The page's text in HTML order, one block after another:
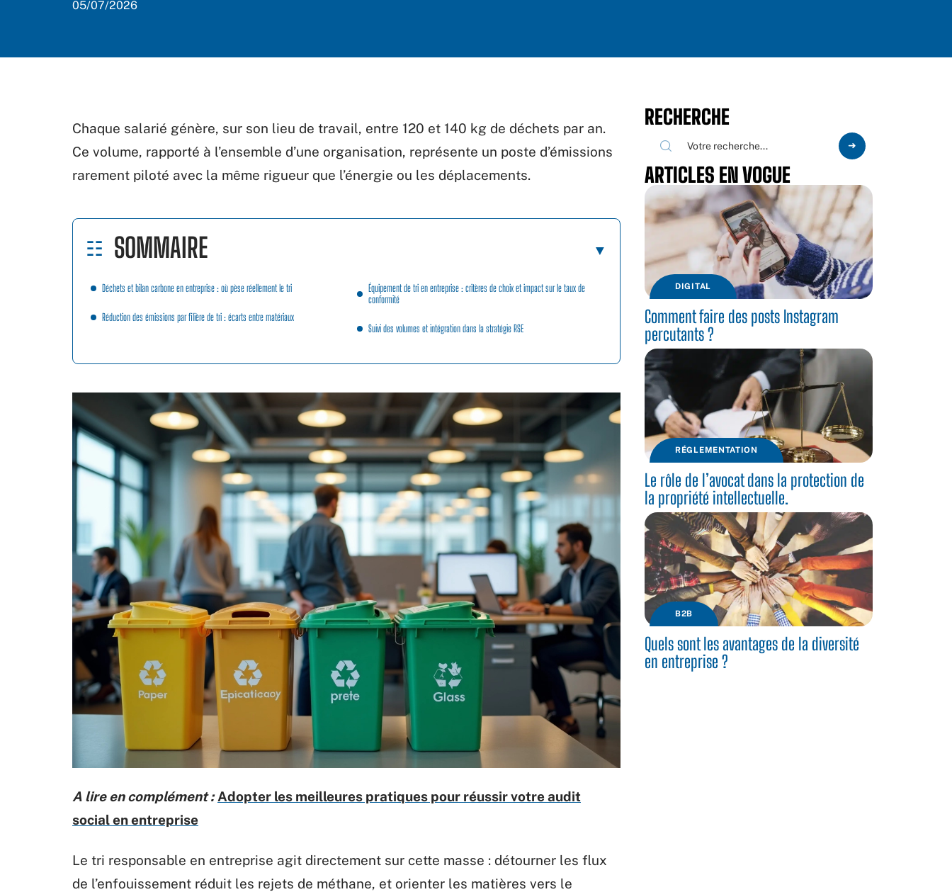
05/07/2026
Chaque salarié génère, sur son lieu de travail, entre 120 et 140 kg de déchets par an.
Ce volume, rapporté à l’ensemble d’une organisation, représente un poste d’émissions
rarement piloté avec la même rigueur que l’énergie ou les déplacements.
SOMMAIRE
Déchets et bilan carbone en entreprise : où pèse réellement le tri
Réduction des émissions par filière de tri : écarts entre matériaux
Équipement de tri en entreprise : critères de choix et impact sur le taux de
conformité
Suivi des volumes et intégration dans la stratégie RSE
A lire en complément : Adopter les meilleures pratiques pour réussir votre audit
social en entreprise
Le tri responsable en entreprise agit directement sur cette masse : détourner les flux
de l’enfouissement réduit les rejets de méthane, et orienter les matières vers le
RECHERCHE
ARTICLES EN VOGUE
DIGITAL
Comment faire des posts Instagram
percutants ?
RÉGLEMENTATION
Le rôle de l’avocat dans la protection de
la propriété intellectuelle.
B2B
Quels sont les avantages de la diversité
en entreprise ?